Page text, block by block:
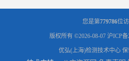
您是第779786位
版权所有 ©2026-08-07 沪ICP备
优弘(上海)检测技术中心 保